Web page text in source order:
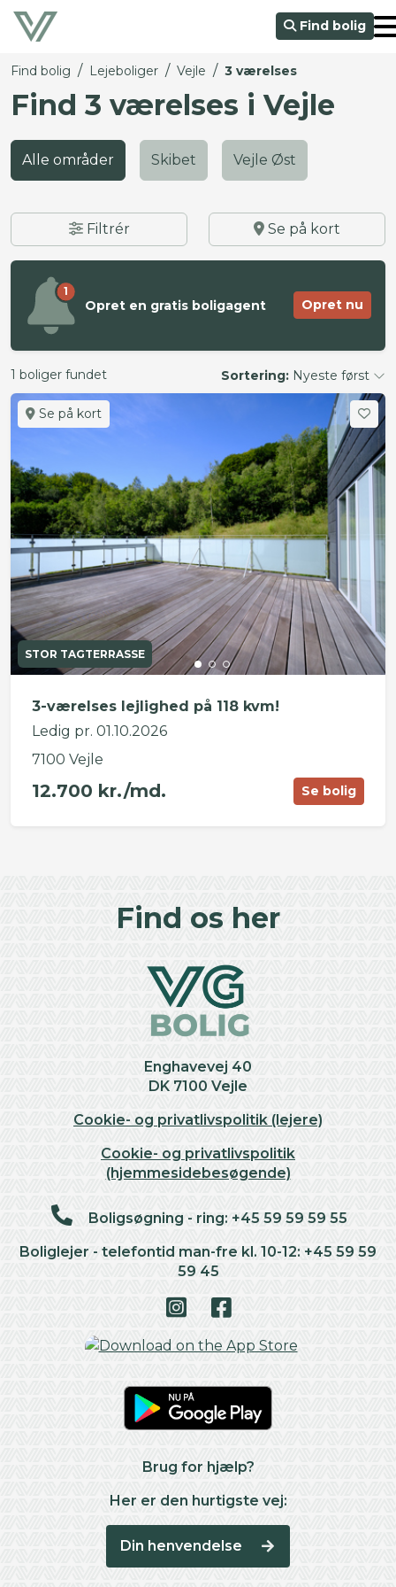
Find bolig
Find bolig / Lejeboliger / Vejle / 3 værelses
Find 3 værelses i Vejle
Alle områder Skibet Vejle Øst
Filtrér Se på kort
1
Opret en gratis boligagent Opret nu
1 boliger fundet Sortering: Nyeste først
Se på kort
STOR TAGTERRASSE
3-værelses lejlighed på 118 kvm!
Ledig pr. 01.10.2026
7100 Vejle
12.700 kr./md. Se bolig
Find os her
Enghavevej 40
DK 7100 Vejle
Cookie- og privatlivspolitik (lejere)
Cookie- og privatlivspolitik
(hjemmesidebesøgende)
Boligsøgning - ring: +45 59 59 59 55
Boliglejer - telefontid man-fre kl. 10-12: +45 59 59
59 45
Brug for hjælp?
Her er den hurtigste vej:
Din henvendelse